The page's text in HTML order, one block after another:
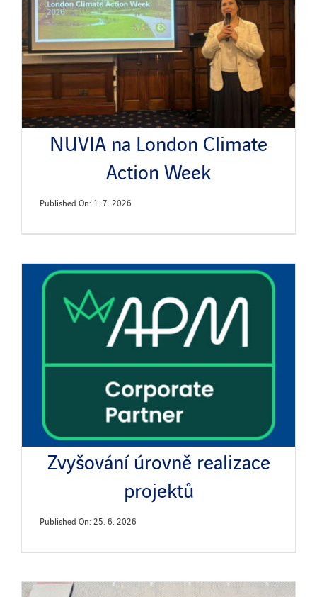
NUVIA na London Climate
Action Week
Published On: 1. 7. 2026
Zvyšování úrovně realizace
projektů
Published On: 25. 6. 2026